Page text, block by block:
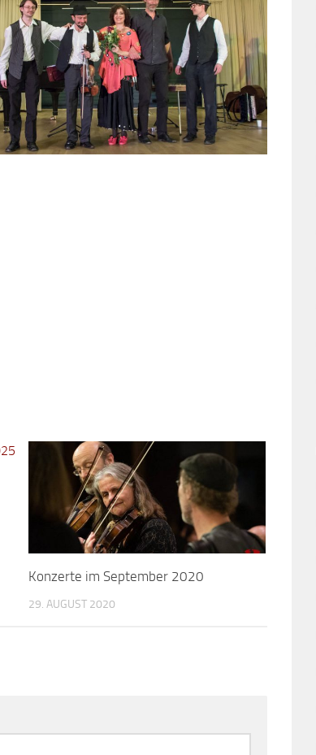
Konzerte im September 2020
29. AUGUST 2020